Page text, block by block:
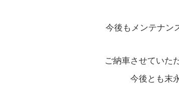
今後もメンテナン
ご納車させていた
今後とも末